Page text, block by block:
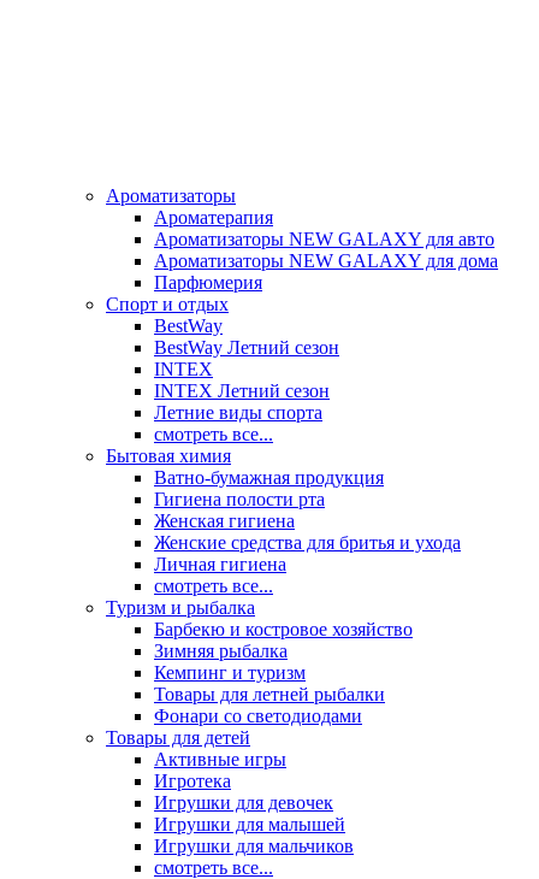
Ароматизаторы
Ароматерапия
Ароматизаторы NEW GALAXY для авто
Ароматизаторы NEW GALAXY для дома
Парфюмерия
Спорт и отдых
BestWay
BestWay Летний сезон
INTEX
INTEX Летний сезон
Летние виды спорта
смотреть все...
Бытовая химия
Ватно-бумажная продукция
Гигиена полости рта
Женская гигиена
Женские средства для бритья и ухода
Личная гигиена
смотреть все...
Туризм и рыбалка
Барбекю и костровое хозяйство
Зимняя рыбалка
Кемпинг и туризм
Товары для летней рыбалки
Фонари со светодиодами
Товары для детей
Активные игры
Игротека
Игрушки для девочек
Игрушки для малышей
Игрушки для мальчиков
смотреть все...